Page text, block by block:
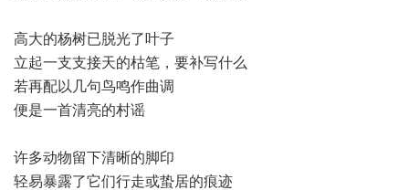
高大的杨树已脱光了叶子
立起一支支接天的枯笔，要补写什么
若再配以几句鸟鸣作曲调
便是一首清亮的村谣
许多动物留下清晰的脚印
轻易暴露了它们行走或蛰居的痕迹